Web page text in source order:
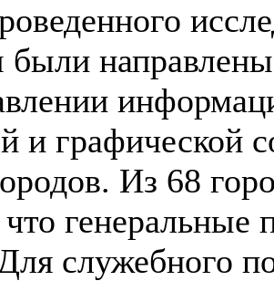
были
и графической
Из 68
что
служебного